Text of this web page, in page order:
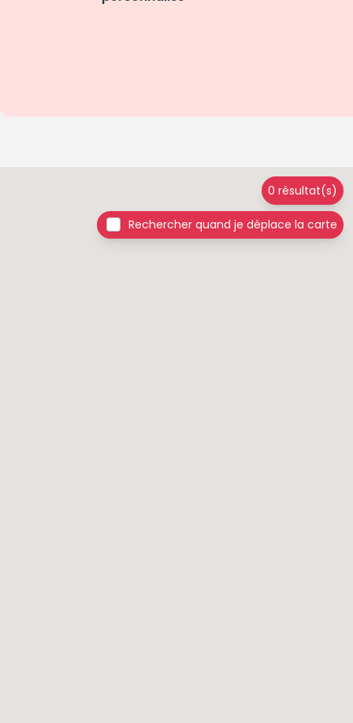
0 résultat(s)
Rechercher quand je déplace la carte